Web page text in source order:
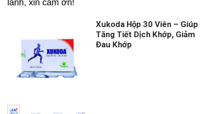
lành, xin cảm ơn!
Xukoda Hộp 30 Viên – Giúp
Tăng Tiết Dịch Khớp, Giảm
Đau Khớp